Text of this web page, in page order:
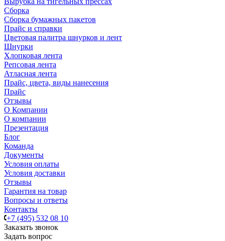
Сборка
Сборка бумажных пакетов
Прайс и справки
Цветовая палитра шнурков и лент
Шнурки
Хлопковая лента
Репсовая лента
Атласная лента
Прайс, цвета, виды нанесения
Прайс
Отзывы
О Компании
О компании
Презентация
Блог
Команда
Документы
Условия оплаты
Условия доставки
Отзывы
Гарантия на товар
Вопросы и ответы
Контакты
+7 (495) 532 08 10
Заказать звонок
Задать вопрос